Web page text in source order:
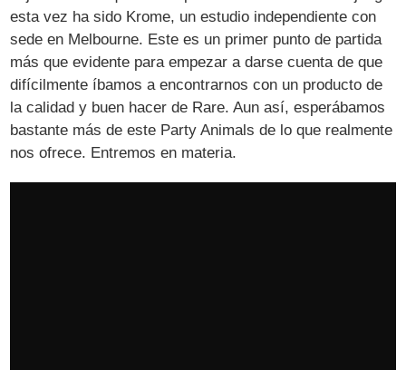
esta vez ha sido Krome, un estudio independiente con
sede en Melbourne. Este es un primer punto de partida
más que evidente para empezar a darse cuenta de que
difícilmente íbamos a encontrarnos con un producto de
la calidad y buen hacer de Rare. Aun así, esperábamos
bastante más de este Party Animals de lo que realmente
nos ofrece. Entremos en materia.